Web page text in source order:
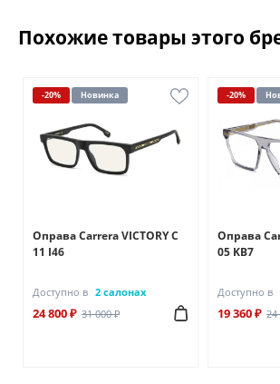
Похожие товары этого
-20% Новинка
Оправа Carrera VICTORY C
11 I46
Доступно в 2 салонах
24 800 ₽ 31 000 ₽
-20%
Оправа
05 KB7
Доступно в
19 360 ₽ 24